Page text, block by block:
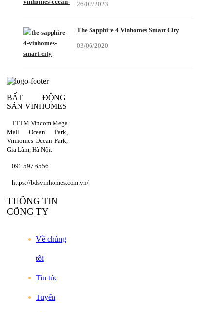
26/02/2023
The Sapphire 4 Vinhomes Smart City
03/06/2020
BẤT ĐỘNG
SẢN VINHOMES
TTTM Vincom Mega
Mall Ocean Park,
Vinhomes Ocean Park,
Gia Lâm, Hà Nội.
091 597 6556
https://bdsvinhomes.com.vn/
THÔNG TIN
CÔNG TY
Về chúng
tôi
Tin tức
Tuyển